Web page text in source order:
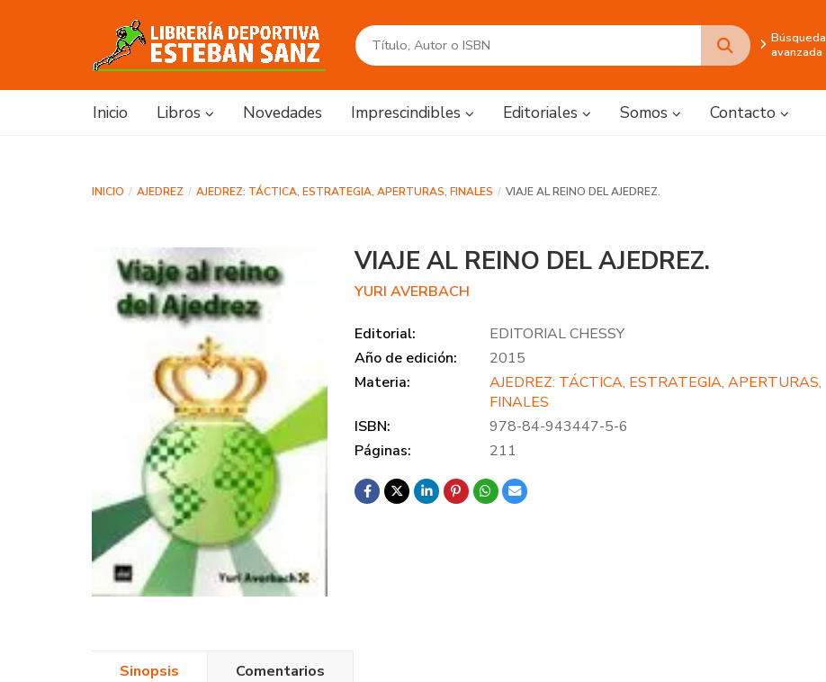
Búsqueda
avanzada
Inicio Libros Novedades Imprescindibles Editoriales Somos Contacto
INICIO AJEDREZ AJEDREZ: TÁCTICA, ESTRATEGIA, APERTURAS, FINALES VIAJE AL REINO DEL AJEDREZ.
VIAJE AL REINO DEL AJEDREZ.
YURI AVERBACH
Editorial:
EDITORIAL CHESSY
Año de edición:
2015
Materia:
AJEDREZ: TÁCTICA, ESTRATEGIA, APERTURAS,
FINALES
ISBN:
978-84-943447-5-6
Páginas:
211
Sinopsis Comentarios